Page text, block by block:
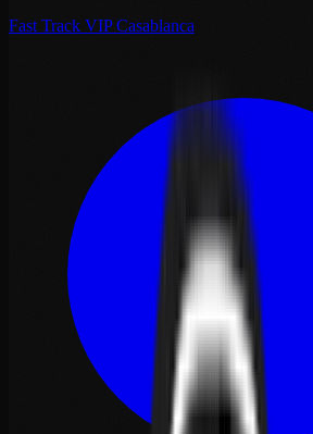
Fast Track VIP Casablanca